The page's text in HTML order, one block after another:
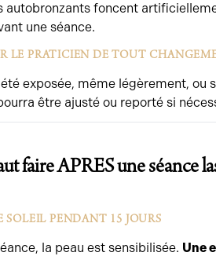
autobronzants foncent
une séance.
LE PRATICIEN DE TOUT
été exposée, même légèrement,
être ajusté ou reporté si
faire APRES une séance
SOLEIL PENDANT 15 JOURS
la peau est sensibilisée. Une